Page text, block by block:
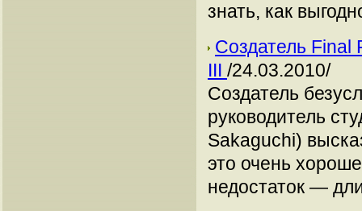
знать, как
Создатель Final
III /24.03.2010/
Создатель
руководитель
Sakaguchi)
это очень
недостаток —